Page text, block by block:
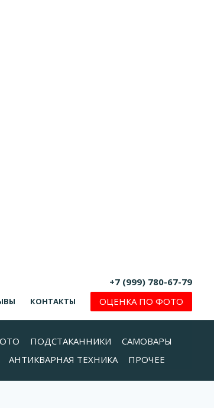
+7 (999) 780-67-79
КОНТАКТЫ ОЦЕНКА ПО ФОТО
ПОДСТАКАННИКИ
САМОВАРЫ
АНТИКВАРНАЯ ТЕХНИКА ПРОЧЕЕ